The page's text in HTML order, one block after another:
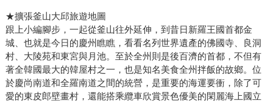
★擴張釜山大邱旅遊地圖
跟上小編腳步，一起從釜山往外延伸，到昔日新羅王國首都金
城、也就是今日的慶州瞧瞧，看看名列世界遺產的佛國寺、良洞
村、大陵苑和東宮與月池。至於全州則是後百濟的首都，不但有
著全韓國最大的韓屋村之一，也是知名美食全州拌飯的故鄉。位
於慶尚南道和全羅南道之間的統營，是重要的海運要衝，除了可
愛的東皮郎壁畫村，還能搭乘纜車欣賞景色優美的閑麗海上國立